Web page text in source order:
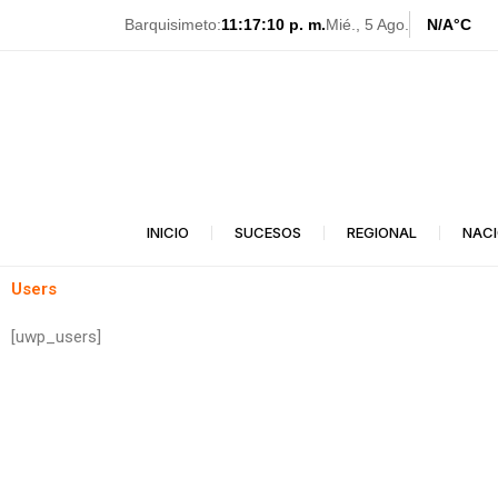
Barquisimeto:11:17:10 p. m.Mié., 5 Ago. N/A°C
INICIO SUCESOS REGIONAL
Users
[uwp_users]